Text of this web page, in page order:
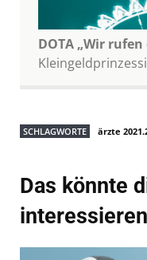
DOTA „Wir
SCHLAGWORTE ärzte
Das könnte
interessieren